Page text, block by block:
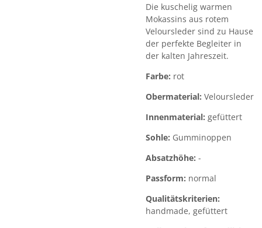
Die kuschelig warmen
Mokassins aus rotem
Veloursleder sind zu Hause
der perfekte Begleiter in
der kalten Jahreszeit.
Farbe: rot
Obermaterial: Veloursleder
Innenmaterial: gefüttert
Sohle: Gumminoppen
Absatzhöhe: -
Passform: normal
Qualitätskriterien:
handmade, gefüttert